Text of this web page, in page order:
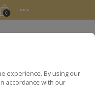
experience. By using our
accordance with our
0